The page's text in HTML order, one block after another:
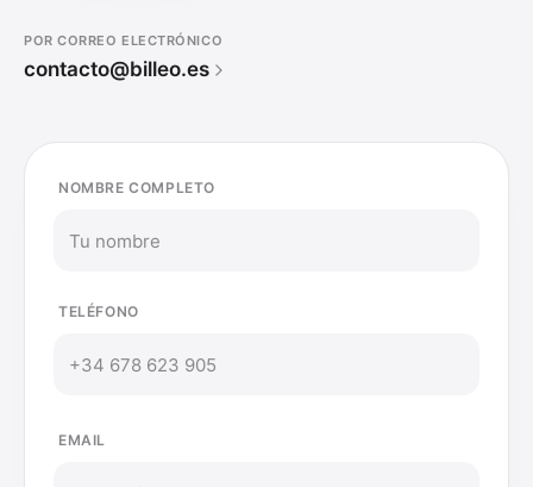
POR CORREO ELECTRÓNICO
contacto@billeo.es
NOMBRE COMPLETO
TELÉFONO
EMAIL